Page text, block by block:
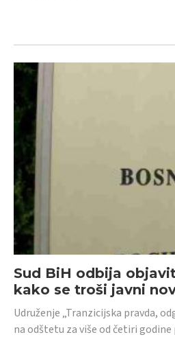
Sud BiH odbija
kako se troši javni
Udruženje „Tranzicijska pravda,
na odštetu za više od četiri